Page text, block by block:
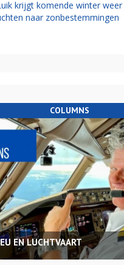
krijgt komende winter weer
naar zonbestemmingen
COLUMNS
EN LUCHTVAART